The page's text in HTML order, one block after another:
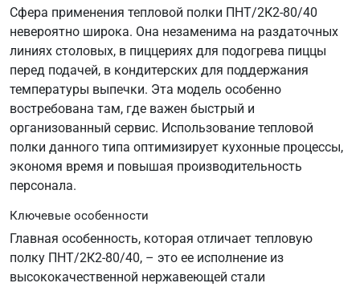
Сфера применения тепловой полки ПНТ/2К2-80/40
невероятно широка. Она незаменима на раздаточных
линиях столовых, в пиццериях для подогрева пиццы
перед подачей, в кондитерских для поддержания
температуры выпечки. Эта модель особенно
востребована там, где важен быстрый и
организованный сервис. Использование тепловой
полки данного типа оптимизирует кухонные процессы,
экономя время и повышая производительность
персонала.
Ключевые особенности
Главная особенность, которая отличает тепловую
полку ПНТ/2К2-80/40, – это ее исполнение из
высококачественной нержавеющей стали